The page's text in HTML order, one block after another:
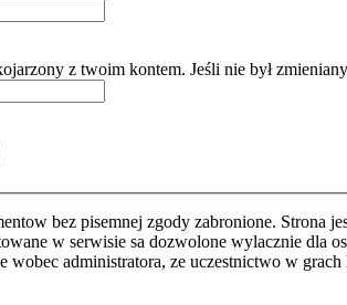
z twoim kontem. Jeśli nie był
bez pisemnej zgody zabronione. Strona
w serwisie sa dozwolone wylacznie dla
wobec administratora, ze uczestnictwo w